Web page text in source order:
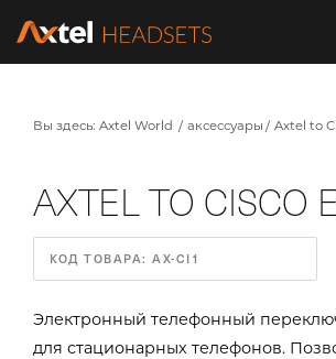
Вы здесь: Axtel World аксессуары Axtel to
AXTEL TO CISCO
КОД ТОВАРА: AX-CI1
Электронный телефонный
для стационарных телефонов.